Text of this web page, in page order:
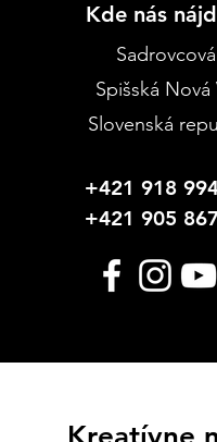
Kde nás
Spišská Nová
Slovenská
+421 918
+421 905